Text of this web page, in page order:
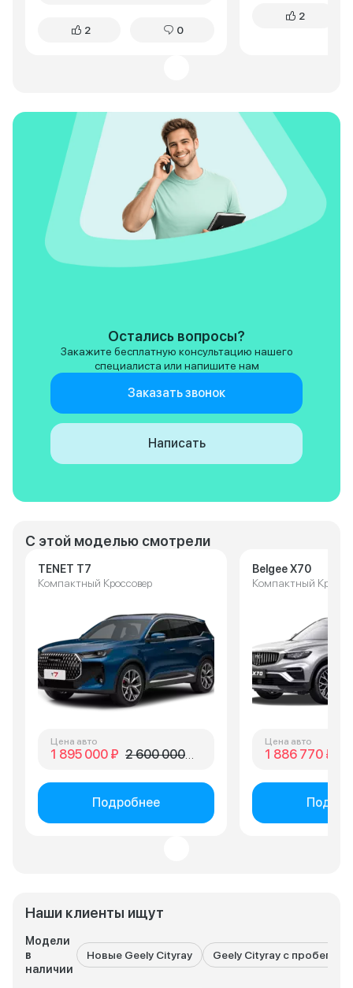
Наши клиенты ищут
Модели
в
наличии
Новые Geely Cityray Geely Cityray с пробегом
подвеска? Да, первые пару
единой поломки. Если вы, как и я,
только начинаете водить –
Cityray подарит уверенность.
2 0
кнопочек. Самое
сугробам тоже
проблем. По
посадка выше,
очень нравится,
видно дорогу. В
Cityray отличный
кроссовер. Я
довольна
Ceed конечно
основном в
2
С этой моделью смотрели
TENET T7
Компактный Кроссовер
Цена авто
1 895 000 ₽ 2 600 000 ₽
Подробнее
Belgee X70
Компактный
Цена авто
1 886 770 ₽
Остались вопросы?
Закажите бесплатную консультацию нашего
специалиста или напишите нам
Заказать звонок
Написать